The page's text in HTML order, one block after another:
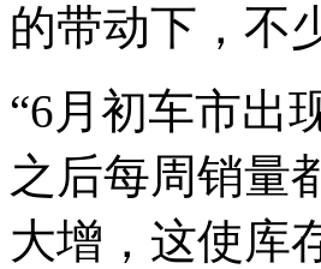
的带动下，不
“6月初车市出
之后每周销量
大增，这使库